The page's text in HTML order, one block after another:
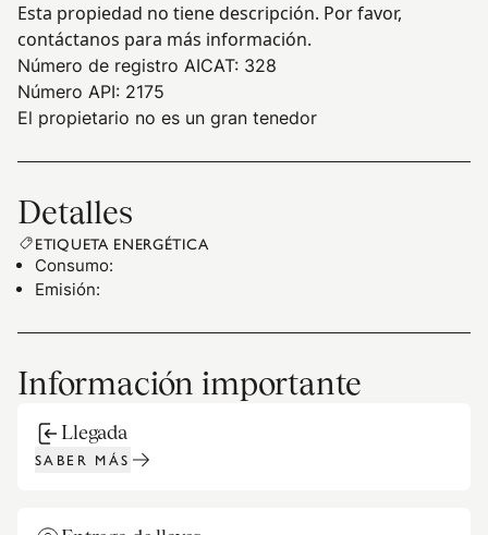
Esta propiedad no tiene descripción. Por favor,
contáctanos para más información.
Número de registro AICAT: 328
Número API: 2175
El propietario no es un gran tenedor
Detalles
ETIQUETA ENERGÉTICA
Consumo:
Emisión:
Información importante
Llegada
SABER MÁS